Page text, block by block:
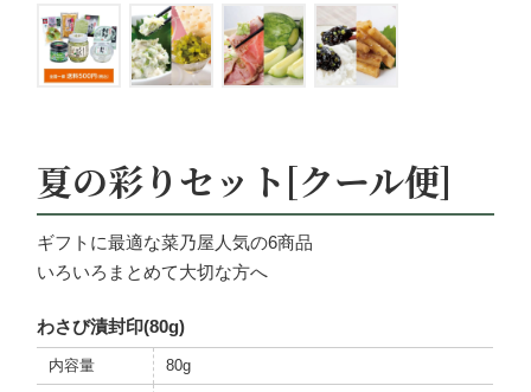
夏の彩りセット[クール便]
ギフトに最適な菜乃屋人気の6商品
いろいろまとめて大切な方へ
わさび漬封印(80g)
内容量 80g